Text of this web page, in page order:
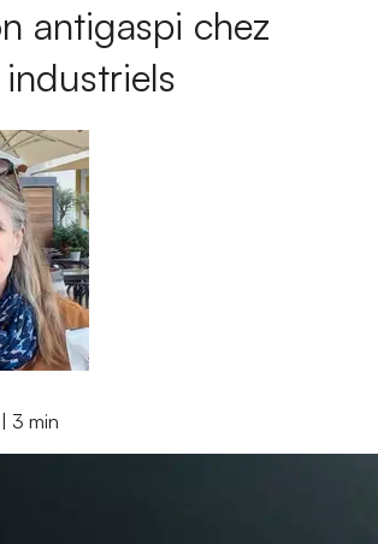
antigaspi chez
3 min